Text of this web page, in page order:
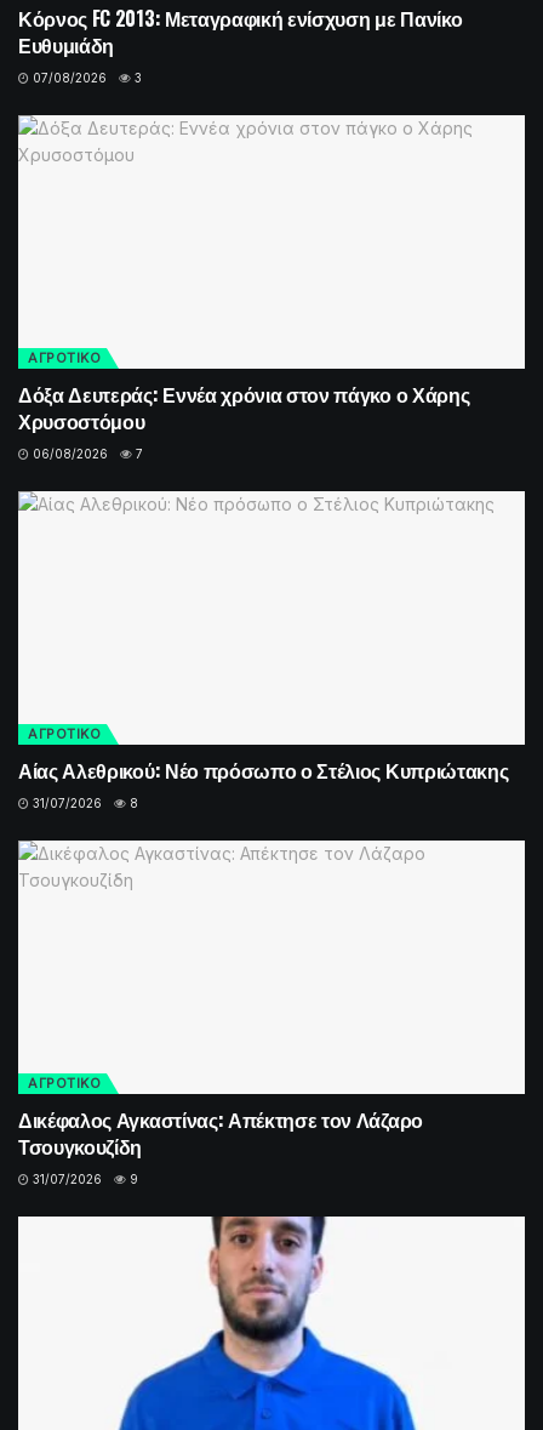
Κόρνος FC 2013: Μεταγραφική ενίσχυση με Πανίκο
Ευθυμιάδη
07/08/2026 3
ΑΓΡΟΤΙΚΟ
Δόξα Δευτεράς: Εννέα χρόνια στον πάγκο ο Χάρης
Χρυσοστόμου
06/08/2026 7
ΑΓΡΟΤΙΚΟ
Αίας Αλεθρικού: Νέο πρόσωπο ο Στέλιος Κυπριώτακης
31/07/2026 8
ΑΓΡΟΤΙΚΟ
Δικέφαλος Αγκαστίνας: Απέκτησε τον Λάζαρο
Τσουγκουζίδη
31/07/2026 9